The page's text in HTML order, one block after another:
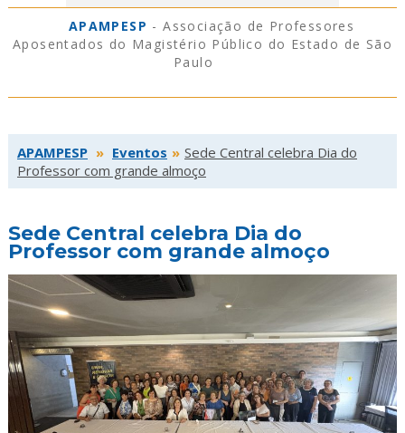
APAMPESP - Associação de Professores
Aposentados do Magistério Público do Estado de São
Paulo
APAMPESP » Eventos » Sede Central celebra Dia do
Professor com grande almoço
Sede Central celebra Dia do
Professor com grande almoço